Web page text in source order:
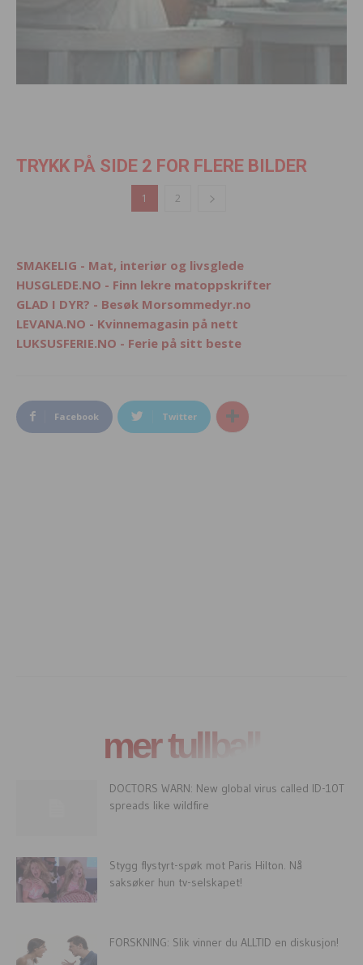
TRYKK PÅ SIDE 2 FOR FLERE BILDER
1 2
SMAKELIG - Mat, interiør og livsglede
HUSGLEDE.NO - Finn lekre matoppskrifter
GLAD I DYR? - Besøk Morsommedyr.no
LEVANA.NO - Kvinnemagasin på nett
LUKSUSFERIE.NO - Ferie på sitt beste
Facebook Twitter
mer tullball
DOCTORS WARN: New global virus called ID-10T
spreads like wildfire
Stygg flystyrt-spøk mot Paris Hilton. Nå
saksøker hun tv-selskapet!
FORSKNING: Slik vinner du ALLTID en diskusjon!